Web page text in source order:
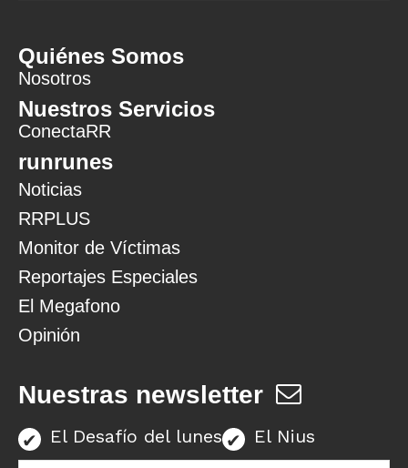
Quiénes Somos
Nosotros
Nuestros Servicios
ConectaRR
runrunes
Noticias
RRPLUS
Monitor de Víctimas
Reportajes Especiales
El Megafono
Opinión
Nuestras newsletter
El Desafío del lunes El Nius